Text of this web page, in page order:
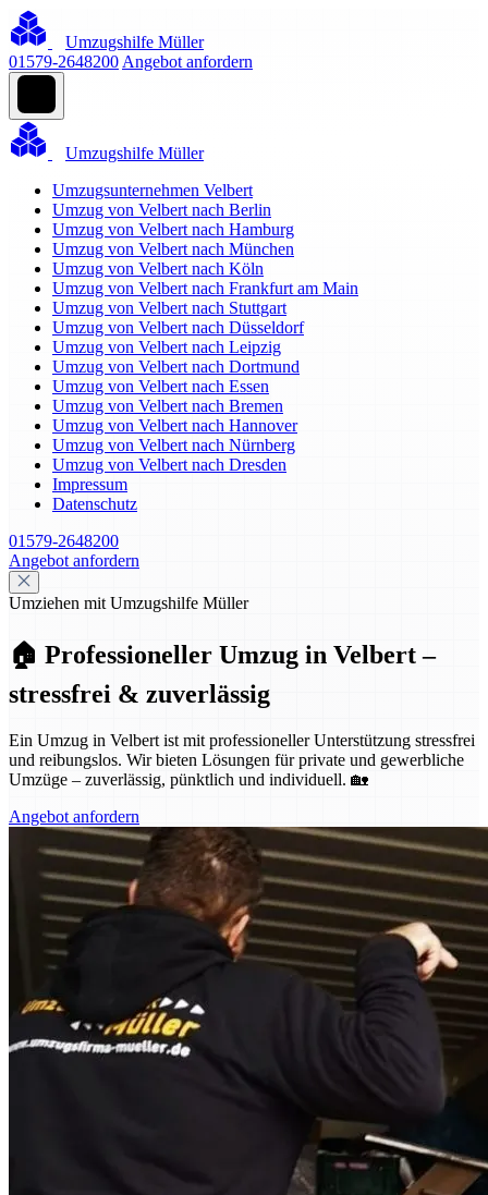
Umzugshilfe Müller
01579-2648200 Angebot anfordern
Umzugshilfe Müller
Umzugsunternehmen Velbert
Umzug von Velbert nach Berlin
Umzug von Velbert nach Hamburg
Umzug von Velbert nach München
Umzug von Velbert nach Köln
Umzug von Velbert nach Frankfurt am Main
Umzug von Velbert nach Stuttgart
Umzug von Velbert nach Düsseldorf
Umzug von Velbert nach Leipzig
Umzug von Velbert nach Dortmund
Umzug von Velbert nach Essen
Umzug von Velbert nach Bremen
Umzug von Velbert nach Hannover
Umzug von Velbert nach Nürnberg
Umzug von Velbert nach Dresden
Impressum
Datenschutz
01579-2648200
Angebot anfordern
Umziehen mit Umzugshilfe Müller
🏠 Professioneller Umzug in Velbert –
stressfrei & zuverlässig
Ein Umzug in Velbert ist mit professioneller Unterstützung stressfrei
und reibungslos. Wir bieten Lösungen für private und gewerbliche
Umzüge – zuverlässig, pünktlich und individuell. 🏡
Angebot anfordern